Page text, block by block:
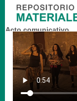
Acto comunicativo
Entrevista al